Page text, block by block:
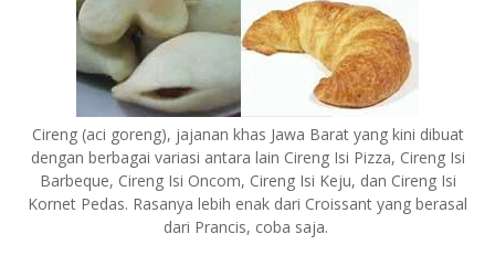
Cireng (aci goreng), jajanan khas Jawa Barat yang kini dibuat
dengan berbagai variasi antara lain Cireng Isi Pizza, Cireng Isi
Barbeque, Cireng Isi Oncom, Cireng Isi Keju, dan Cireng Isi
Kornet Pedas. Rasanya lebih enak dari Croissant yang berasal
dari Prancis, coba saja.